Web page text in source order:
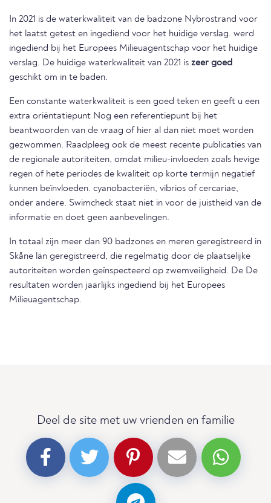
In 2021 is de waterkwaliteit van de badzone Nybrostrand voor
het laatst getest en ingediend voor het huidige verslag. werd
ingediend bij het Europees Milieuagentschap voor het huidige
verslag. De huidige waterkwaliteit van 2021 is zeer goed
geschikt om in te baden.
Een constante waterkwaliteit is een goed teken en geeft u een
extra oriëntatiepunt Nog een referentiepunt bij het
beantwoorden van de vraag of hier al dan niet moet worden
gezwommen. Raadpleeg ook de meest recente publicaties van
de regionale autoriteiten, omdat milieu-invloeden zoals hevige
regen of hete periodes de kwaliteit op korte termijn negatief
kunnen beïnvloeden. cyanobacteriën, vibrios of cercariae,
onder andere. Swimcheck staat niet in voor de juistheid van de
informatie en doet geen aanbevelingen.
In totaal zijn meer dan 90 badzones en meren geregistreerd in
Skåne län geregistreerd, die regelmatig door de plaatselijke
autoriteiten worden geïnspecteerd op zwemveiligheid. De De
resultaten worden jaarlijks ingediend bij het Europees
Milieuagentschap.
Deel de site met uw vrienden en familie